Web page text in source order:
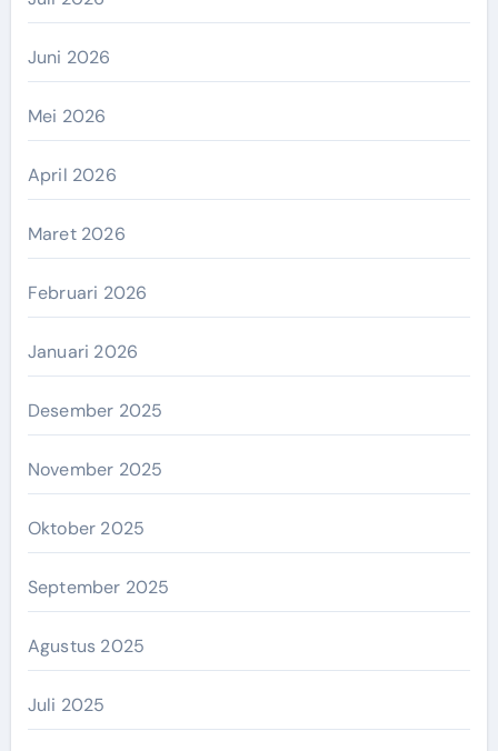
Juni 2026
Mei 2026
April 2026
Maret 2026
Februari 2026
Januari 2026
Desember 2025
November 2025
Oktober 2025
September 2025
Agustus 2025
Juli 2025